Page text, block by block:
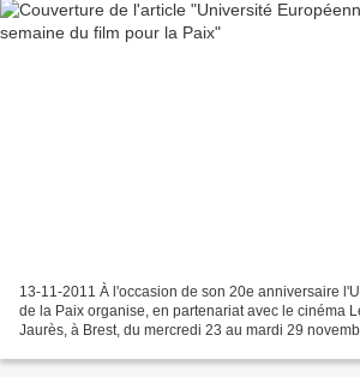
13-11-2011 À l'occasion de son 20e anniversaire
de la Paix organise, en partenariat avec le cinéma
Jaurès, à Brest, du mercredi 23 au mardi 29